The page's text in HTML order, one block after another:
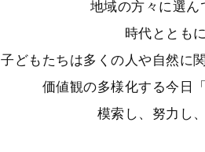
地域の方々に選ん
時代ととも
子どもたちは多くの人や自然に
価値観の多様化する今日
模索し、努力し